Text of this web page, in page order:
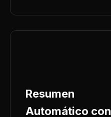
Resumen
Automático con